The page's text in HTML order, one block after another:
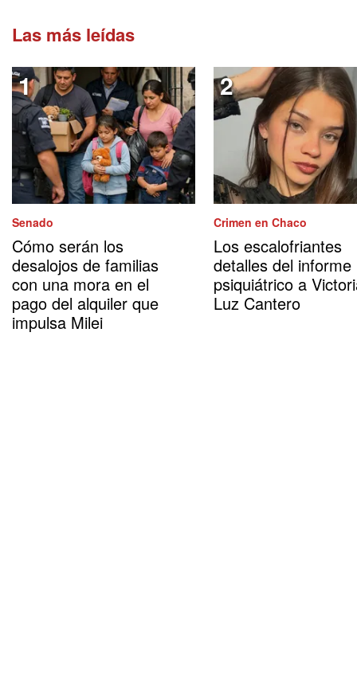
Las más leídas
Senado
Cómo serán los
desalojos de familias
con una mora en el
pago del alquiler que
impulsa Milei
Crimen en Chaco
Los escalofriantes
detalles del informe
psiquiátrico a
Luz Cantero